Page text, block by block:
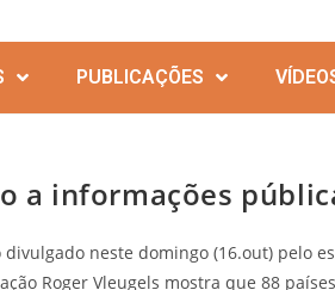
PUBLICAÇÕES
a informações
divulgado neste domingo (16.out) pelo
Roger Vleugels mostra que 88